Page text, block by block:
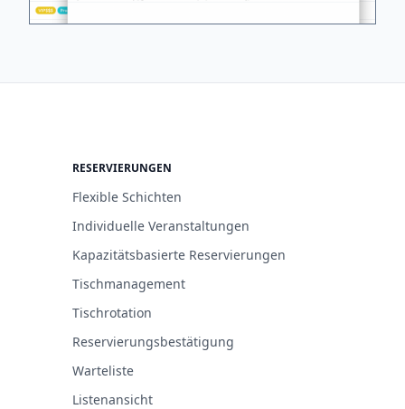
RESERVIERUNGEN
Flexible Schichten
Individuelle Veranstaltungen
Kapazitätsbasierte Reservierungen
Tischmanagement
Tischrotation
Reservierungsbestätigung
Warteliste
Listenansicht